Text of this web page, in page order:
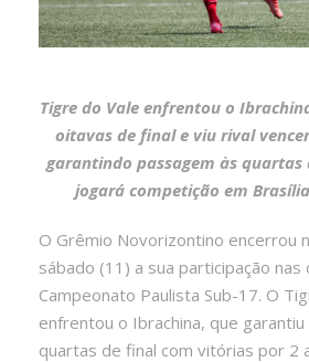
Tigre do Vale enfrentou o
oitavas de final e viu rival
garantindo passagem às quartas
jogará competição em
O Grêmio Novorizontino encerrou
sábado (11) a sua participação
Campeonato Paulista Sub-17. O
enfrentou o Ibrachina, que
quartas de final com vitórias por 2